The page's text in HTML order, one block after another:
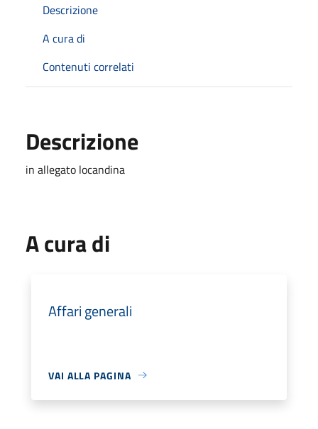
Descrizione
A cura di
Contenuti correlati
Descrizione
in allegato locandina
A cura di
Affari generali
VAI ALLA PAGINA